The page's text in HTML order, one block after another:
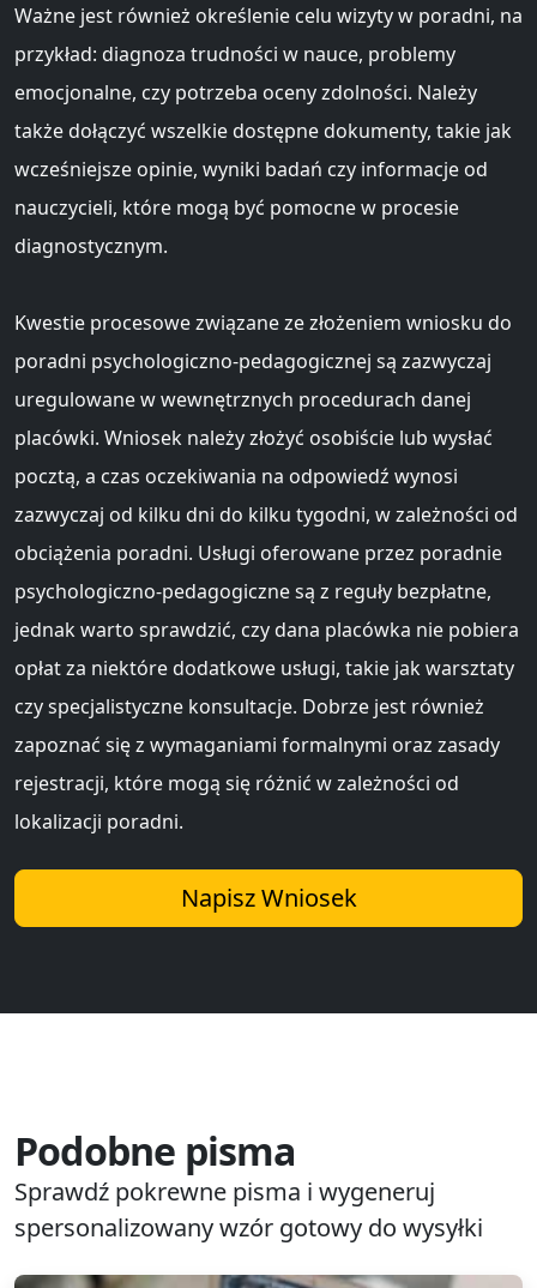
Ważne jest również określenie celu wizyty w poradni, na
przykład: diagnoza trudności w nauce, problemy
emocjonalne, czy potrzeba oceny zdolności. Należy
także dołączyć wszelkie dostępne dokumenty, takie jak
wcześniejsze opinie, wyniki badań czy informacje od
nauczycieli, które mogą być pomocne w procesie
diagnostycznym.
Kwestie procesowe związane ze złożeniem wniosku do
poradni psychologiczno-pedagogicznej są zazwyczaj
uregulowane w wewnętrznych procedurach danej
placówki. Wniosek należy złożyć osobiście lub wysłać
pocztą, a czas oczekiwania na odpowiedź wynosi
zazwyczaj od kilku dni do kilku tygodni, w zależności od
obciążenia poradni. Usługi oferowane przez poradnie
psychologiczno-pedagogiczne są z reguły bezpłatne,
jednak warto sprawdzić, czy dana placówka nie pobiera
opłat za niektóre dodatkowe usługi, takie jak warsztaty
czy specjalistyczne konsultacje. Dobrze jest również
zapoznać się z wymaganiami formalnymi oraz zasady
rejestracji, które mogą się różnić w zależności od
lokalizacji poradni.
Napisz Wniosek
Podobne pisma
Sprawdź pokrewne pisma i wygeneruj
spersonalizowany wzór gotowy do wysyłki